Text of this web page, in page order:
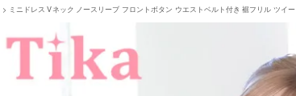
ミニドレス Vネック ノースリーブ フロントボタン ウエストベルト付き 裾フリル ツ